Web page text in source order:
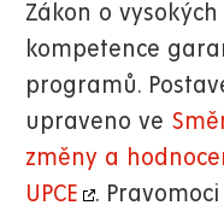
Zákon o
kompetence
programů.
upraveno ve
změny a
UPCE
.